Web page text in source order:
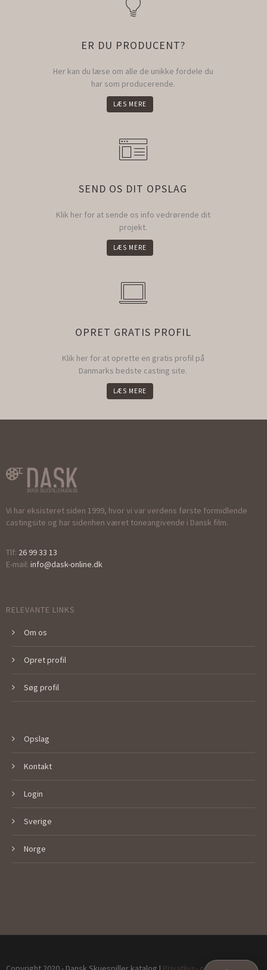
ER DU PRODUCENT?
Her kan du læse om alle de unikke fordele du
har som producerende.
LÆS MERE
SEND OS DIT OPSLAG
Klik her for at sende os info vedrørende dit
projekt.
LÆS MERE
OPRET GRATIS PROFIL
Klik her for at oprette en gratis profil på
Danmarks bedste casting site.
LÆS MERE
Vi har eksisteret siden 1999, hvor vi var verdens første formidlende
castingsite og har sidenhen været toneangivende i Dansk film.
Tlf: 26 99 33 13
E-mail: info@dask-online.dk
RELEVANTE LINKS
Om os
Opret profil
Søg profil
Opslag
Kontakt
Login
Sverige
Norge